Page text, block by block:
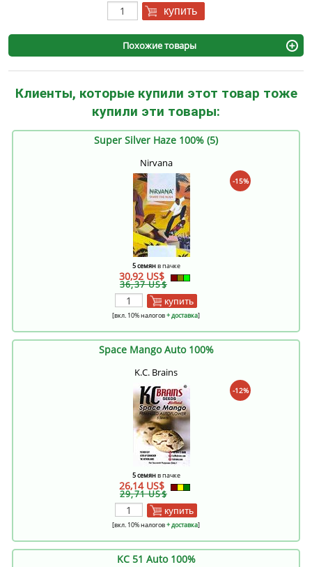
купить
Похожие товары
Клиенты, которые купили этот товар тоже
купили эти товары:
Super Silver Haze 100% (5)
Nirvana
-15%
5 семянв пачке
30,92 US$
36,37 US$
купить
[вкл. 10% налогов+ доставка]
Space Mango Auto 100%
K.C. Brains
-12%
5 семянв пачке
26,14 US$
29,71 US$
купить
[вкл. 10% налогов+ доставка]
KC 51 Auto 100%